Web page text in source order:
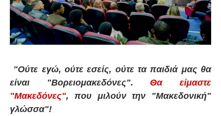
"Ούτε εγώ, ούτε εσείς, ούτε τα παιδιά μας θα
είναι "Βορειομακεδόνες". Θα είμαστε
"Μακεδόνες", που μιλούν την "Μακεδονική"
γλώσσα"!